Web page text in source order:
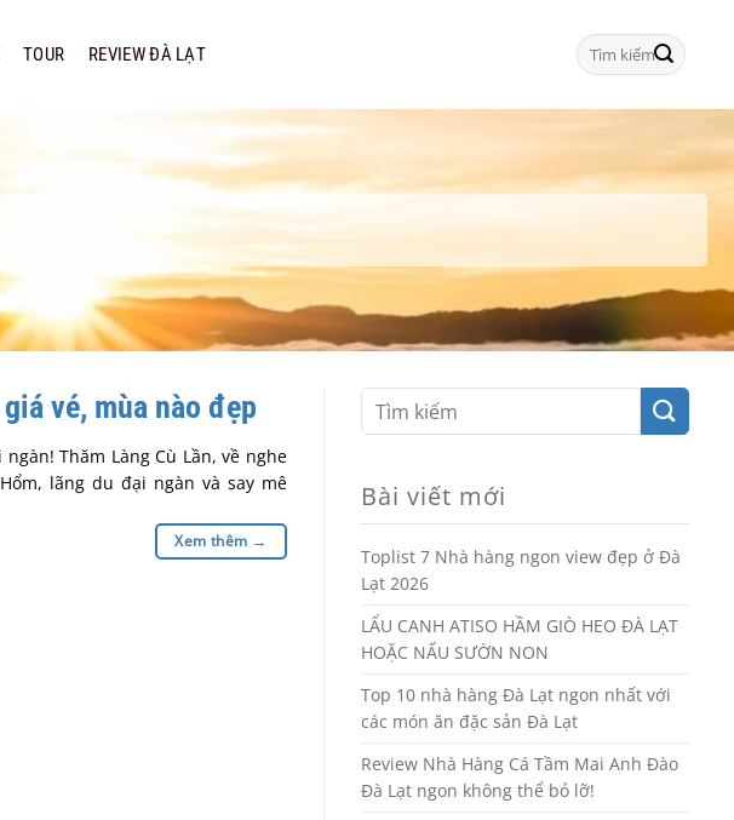
TOUR REVIEW ĐÀ LẠT
Tìm
kiếm:
vé, mùa nào đẹp
Thăm Làng Cù Lần, về nghe
lãng du đại ngàn và say mê
Xem thêm →
Bài viết mới
Toplist 7 Nhà hàng ngon view đẹp ở Đà
Lạt 2026
LẨU CANH ATISO HẦM GIÒ HEO ĐÀ LẠT
HOẶC NẤU SƯỜN NON
Top 10 nhà hàng Đà Lạt ngon nhất với
các món ăn đặc sản Đà Lạt
Review Nhà Hàng Cá Tầm Mai Anh Đào
Đà Lạt ngon không thể bỏ lỡ!